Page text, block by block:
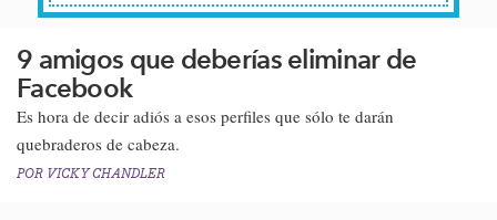
9 amigos que deberías eliminar de
Facebook
​​Es hora de decir adiós a esos perfiles que sólo te darán
quebraderos de cabeza.​
POR VICKY CHANDLER